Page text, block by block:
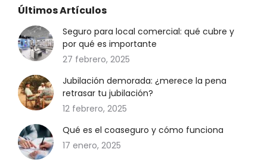
Últimos Artículos
Seguro para local comercial: qué cubre y
por qué es importante
27 febrero, 2025
Jubilación demorada: ¿merece la pena
retrasar tu jubilación?
12 febrero, 2025
Qué es el coaseguro y cómo funciona
17 enero, 2025